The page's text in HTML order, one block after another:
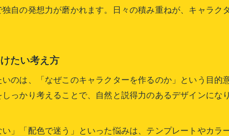
キャラデザ服コツを基礎から学ぶ方法
キャラクターデザインで印象を決める配色の基本
キャラデザ色コツで個性を際立たせる方法
シルエットで魅力を伝えるキャラデザ技法
キャラクターデザインで覚えたい配色バランス
自の発想力が磨かれます。日々の積み重ねが、キャラク
たい考え方
のは、「なぜこのキャラクターを作るのか」という目的
っかり考えることで、自然と説得力のあるデザインに
」「配色で迷う」といった悩みは、テンプレートやカラ